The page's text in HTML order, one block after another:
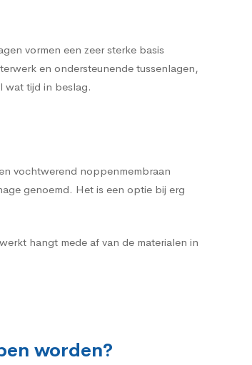
vormen een zeer sterke basis
en ondersteunende tussenlagen,
wat tijd in beslag.
vochtwerend noppenmembraan
genoemd. Het is een optie bij erg
hangt mede af van de materialen in
worden?